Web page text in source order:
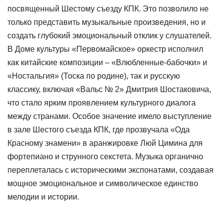
посвященный Шестому съезду КПК. Это позволило не
только представить музыкальные произведения, но и
создать глубокий эмоциональный отклик у слушателей.
В Доме культуры «Первомайское» оркестр исполнил
как китайские композиции – «Влюбленные-бабочки» и
«Ностальгия» (Тоска по родине), так и русскую
классику, включая «Вальс № 2» Дмитрия Шостаковича,
что стало ярким проявлением культурного диалога
между странами. Особое значение имело выступление
в зале Шестого съезда КПК, где прозвучала «Ода
Красному знамени» в аранжировке Люй Цимина для
фортепиано и струнного секстета. Музыка органично
переплеталась с историческими экспонатами, создавая
мощное эмоциональное и символическое единство
мелодии и истории.